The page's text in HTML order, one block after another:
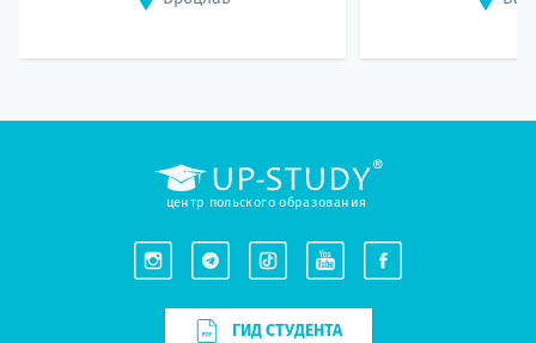
центр польского образования
ГИД СТУДЕНТА